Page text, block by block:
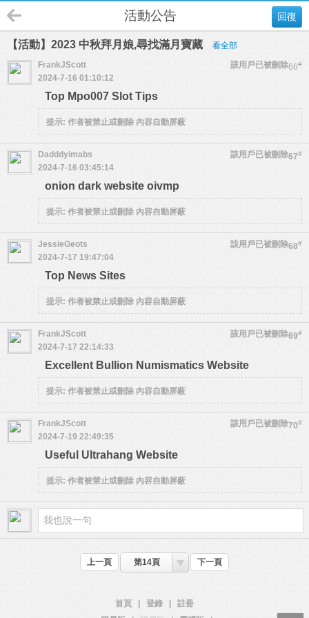
回復
活動公告
【活動】2023 中秋拜月娘,尋找滿月寶藏 看全部
66#
FrankJScott
該用戶已被刪除
2024-7-16 01:10:12
Top Mpo007 Slot Tips
提示: 作者被禁止或刪除 內容自動屏蔽
67#
Dadddyimabs
該用戶已被刪除
2024-7-16 03:45:14
onion dark website oivmp
提示: 作者被禁止或刪除 內容自動屏蔽
68#
JessieGeots
該用戶已被刪除
2024-7-17 19:47:04
Top News Sites
提示: 作者被禁止或刪除 內容自動屏蔽
69#
FrankJScott
該用戶已被刪除
2024-7-17 22:14:33
Excellent Bullion Numismatics Website
提示: 作者被禁止或刪除 內容自動屏蔽
70#
FrankJScott
該用戶已被刪除
2024-7-19 22:49:35
Useful Ultrahang Website
提示: 作者被禁止或刪除 內容自動屏蔽
上一頁 第14頁 下一頁
首頁 登錄
註冊